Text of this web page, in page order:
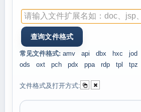
常见文件格式: amv api dbx hxc jod
ods
oxt pch pdx ppa rdp tpl tpz
文件格式及打开方式: